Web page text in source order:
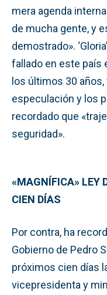
mera agenda
de mucha gente, y
demostrado».
fallado en este país
los últimos 30
especulación y los
recordado que
seguridad».
«MAGNÍFICA» LEY
CIEN DÍAS
Por contra, ha
Gobierno de Pedro
próximos cien días
vicepresidenta y